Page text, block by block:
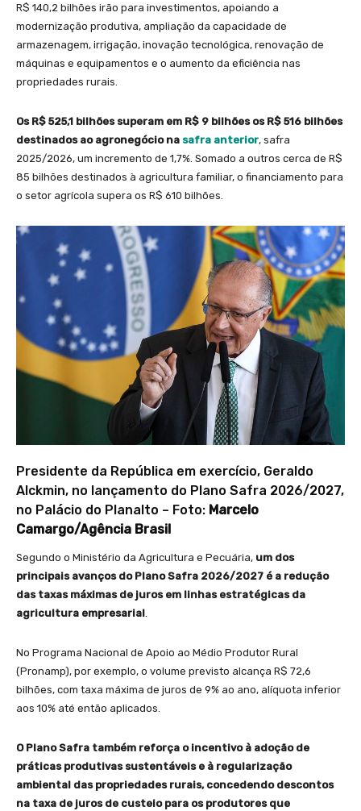
R$ 140,2 bilhões irão para investimentos, apoiando a
modernização produtiva, ampliação da capacidade de
armazenagem, irrigação, inovação tecnológica, renovação de
máquinas e equipamentos e o aumento da eficiência nas
propriedades rurais.
Os R$ 525,1 bilhões superam em R$ 9 bilhões os R$ 516 bilhões
destinados ao agronegócio na safra anterior, safra
2025/2026, um incremento de 1,7%. Somado a outros cerca de R$
85 bilhões destinados à agricultura familiar, o financiamento para
o setor agrícola supera os R$ 610 bilhões.
Presidente da República em exercício, Geraldo
Alckmin, no lançamento do Plano Safra 2026/2027,
no Palácio do Planalto – Foto: Marcelo
Camargo/Agência Brasil
Segundo o Ministério da Agricultura e Pecuária, um dos
principais avanços do Plano Safra 2026/2027 é a redução
das taxas máximas de juros em linhas estratégicas da
agricultura empresarial.
No Programa Nacional de Apoio ao Médio Produtor Rural
(Pronamp), por exemplo, o volume previsto alcança R$ 72,6
bilhões, com taxa máxima de juros de 9% ao ano, alíquota inferior
aos 10% até então aplicados.
O Plano Safra também reforça o incentivo à adoção de
práticas produtivas sustentáveis e à regularização
ambiental das propriedades rurais, concedendo descontos
na taxa de juros de custeio para os produtores que